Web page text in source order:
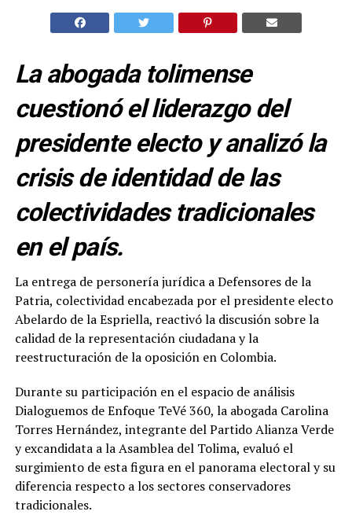
La abogada tolimense
cuestionó el liderazgo del
presidente electo y analizó la
crisis de identidad de las
colectividades tradicionales
en el país.
La entrega de personería jurídica a Defensores de la
Patria, colectividad encabezada por el presidente electo
Abelardo de la Espriella, reactivó la discusión sobre la
calidad de la representación ciudadana y la
reestructuración de la oposición en Colombia.
Durante su participación en el espacio de análisis
Dialoguemos de Enfoque TeVé 360, la abogada Carolina
Torres Hernández, integrante del Partido Alianza Verde
y excandidata a la Asamblea del Tolima, evaluó el
surgimiento de esta figura en el panorama electoral y su
diferencia respecto a los sectores conservadores
tradicionales.